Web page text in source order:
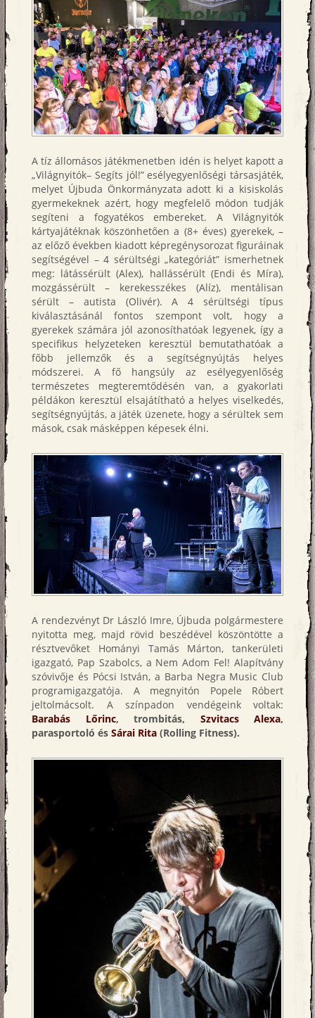
A tíz állomásos játékmenetben idén is helyet kapott a
„Világnyitók– Segíts jól!” esélyegyenlőségi társasjáték,
melyet Újbuda Önkormányzata adott ki a kisiskolás
gyermekeknek azért, hogy megfelelő módon tudják
segíteni a fogyatékos embereket. A Világnyitók
kártyajátéknak köszönhetően a (8+ éves) gyerekek, –
az előző években kiadott képregénysorozat figuráinak
segítségével – 4 sérültségi „kategóriát” ismerhetnek
meg: látássérült (Alex), hallássérült (Endi és Míra),
mozgássérült – kerekesszékes (Alíz), mentálisan
sérült – autista (Olivér). A 4 sérültségi típus
kiválasztásánál fontos szempont volt, hogy a
gyerekek számára jól azonosíthatóak legyenek, így a
specifikus helyzeteken keresztül bemutathatóak a
főbb jellemzők és a segítségnyújtás helyes
módszerei. A fő hangsúly az esélyegyenlőség
természetes megteremtődésén van, a gyakorlati
példákon keresztül elsajátítható a helyes viselkedés,
segítségnyújtás, a játék üzenete, hogy a sérültek sem
mások, csak másképpen képesek élni.
A rendezvényt Dr László Imre, Újbuda polgármestere
nyitotta meg, majd rövid beszédével köszöntötte a
résztvevőket Hományi Tamás Márton, tankerületi
igazgató, Pap Szabolcs, a Nem Adom Fel! Alapítvány
szóvivője és Pócsi István, a Barba Negra Music Club
programigazgatója. A megnyitón Popele Róbert
jeltolmácsolt. A színpadon vendégeink voltak:
Barabás Lőrinc, trombitás, Szvitacs Alexa,
parasportoló és Sárai Rita (Rolling Fitness).